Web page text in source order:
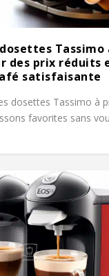
Tassimo
des prix réduits
satisfaisante
dosettes Tassimo à
favorites sans